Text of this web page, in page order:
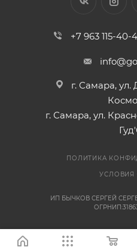
+7 963 115-40-
г. Самара,
г. Самара, ул.
ПОЛИТИКА
УСЛОВИЯ
ИП БЫЧКОВ СЕРГЕЙ